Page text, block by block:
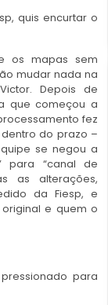
quis encurtar o
os mapas sem
mudar nada na
Depois de
que começou a
fez
do prazo –
se negou a
para “canal de
as alterações,
da Fiesp, e
e quem o
para